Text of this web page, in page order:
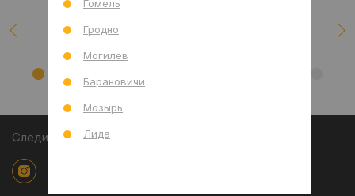
Следите за акциями
Гомель
Гродно
Могилев
Барановичи
Мозырь
Лида